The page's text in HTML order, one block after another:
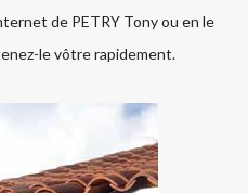
de PETRY Tony ou en le
le vôtre rapidement.